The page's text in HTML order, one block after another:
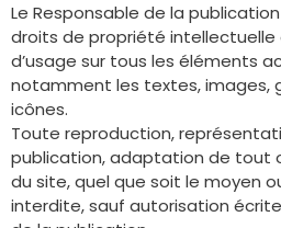
Le Responsable de la
droits de propriété
d’usage sur tous les éléments
notamment les textes, images,
icônes.
Toute reproduction,
publication, adaptation de tout
du site, quel que soit le moyen
interdite, sauf autorisation